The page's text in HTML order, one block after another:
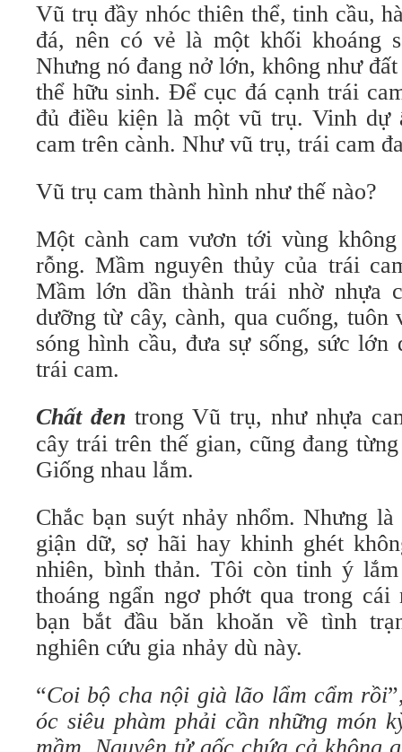
Vũ trụ đầy nhóc thiên thể, tinh cầu,
đá, nên có vẻ là một khối khoáng
Nhưng nó đang nở lớn, không như
thể hữu sinh. Để cục đá cạnh trái
đủ điều kiện là một vũ trụ. Vinh dự
cam trên cành. Như vũ trụ, trái cam
Vũ trụ cam thành hình như thế nào?
Một cành cam vươn tới vùng
rỗng. Mầm nguyên thủy của trái
Mầm lớn dần thành trái nhờ nhựa
dưỡng từ cây, cành, qua cuống, tuôn
sóng hình cầu, đưa sự sống, sức lớn
trái cam.
Chất đen trong Vũ trụ, như nhựa
cây trái trên thế gian, cũng đang
Giống nhau lắm.
Chắc bạn suýt nhảy nhổm. Nhưng
giận dữ, sợ hãi hay khinh ghét
nhiên, bình thản. Tôi còn tinh ý
thoáng ngẩn ngơ phớt qua trong
bạn bắt đầu băn khoăn về tình
nghiên cứu gia nhảy dù này.
“Coi bộ cha nội già lão lẩm cẩm rồi
óc siêu phàm phải cần những món